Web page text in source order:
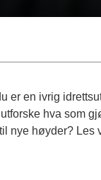
er en ivrig
hva som
nye høyder? Les